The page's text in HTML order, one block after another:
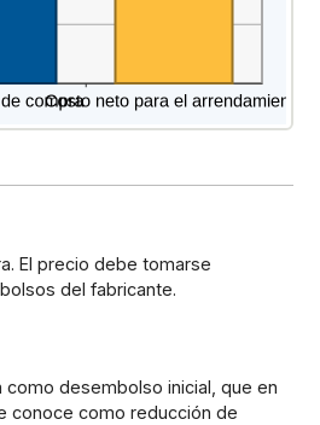
El precio debe tomarse
del fabricante.
como desembolso inicial, que en
conoce como reducción de